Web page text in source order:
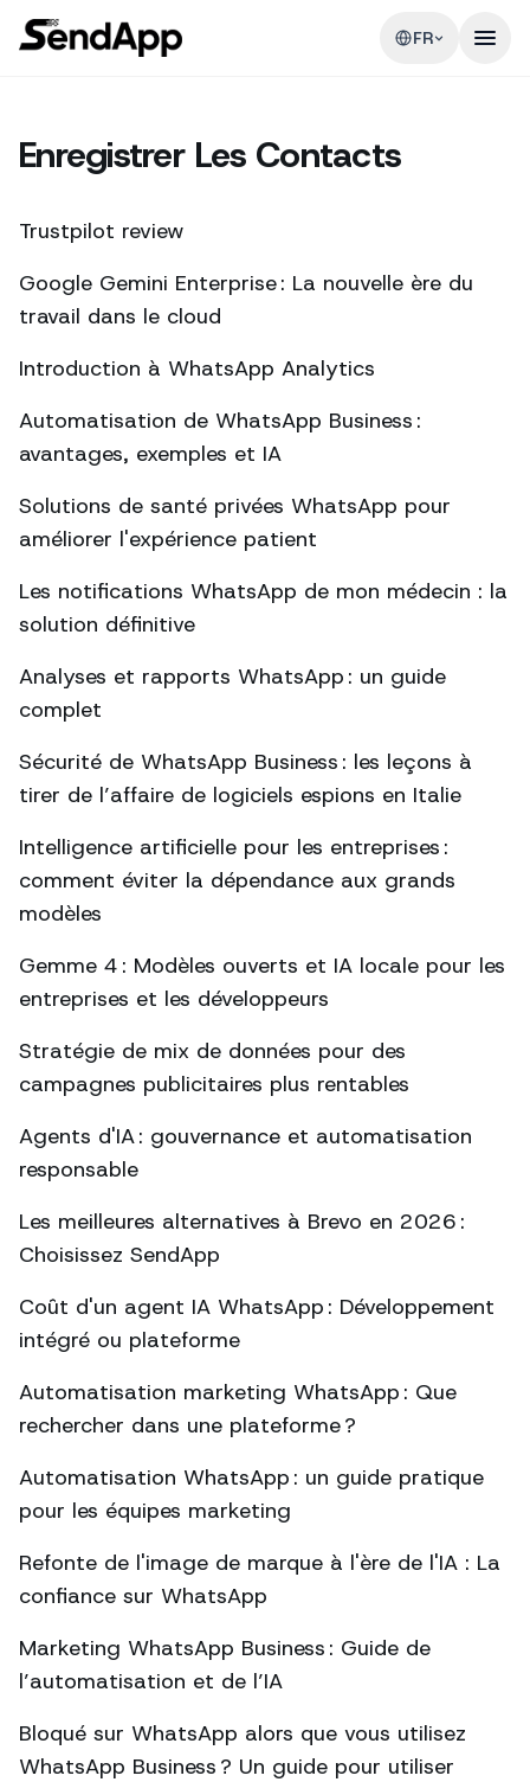
FR
Enregistrer Les Contacts
Trustpilot review
Google Gemini Enterprise : La nouvelle ère du
travail dans le cloud
Introduction à WhatsApp Analytics
Automatisation de WhatsApp Business :
avantages, exemples et IA
Solutions de santé privées WhatsApp pour
améliorer l'expérience patient
Les notifications WhatsApp de mon médecin : la
solution définitive
Analyses et rapports WhatsApp : un guide
complet
Sécurité de WhatsApp Business : les leçons à
tirer de l’affaire de logiciels espions en Italie
Intelligence artificielle pour les entreprises :
comment éviter la dépendance aux grands
modèles
Gemme 4 : Modèles ouverts et IA locale pour les
entreprises et les développeurs
Stratégie de mix de données pour des
campagnes publicitaires plus rentables
Agents d'IA : gouvernance et automatisation
responsable
Les meilleures alternatives à Brevo en 2026 :
Choisissez SendApp
Coût d'un agent IA WhatsApp : Développement
intégré ou plateforme
Automatisation marketing WhatsApp : Que
rechercher dans une plateforme ?
Automatisation WhatsApp : un guide pratique
pour les équipes marketing
Refonte de l'image de marque à l'ère de l'IA : La
confiance sur WhatsApp
Marketing WhatsApp Business : Guide de
l’automatisation et de l’IA
Bloqué sur WhatsApp alors que vous utilisez
WhatsApp Business ? Un guide pour utiliser